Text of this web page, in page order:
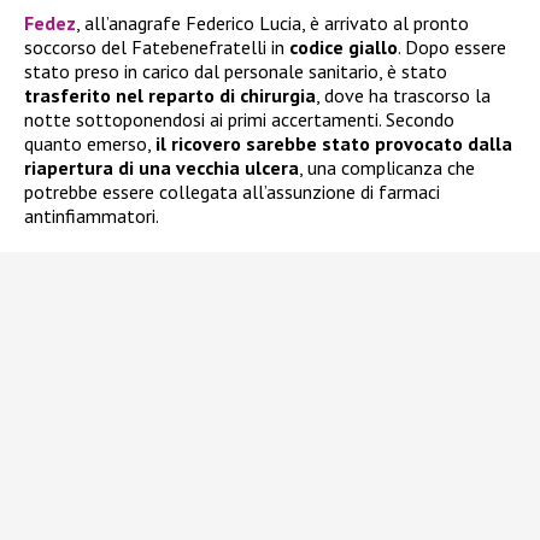
Fedez , all’anagrafe Federico Lucia, è arrivato al pronto
soccorso del Fatebenefratelli in codice giallo. Dopo essere
stato preso in carico dal personale sanitario, è stato
trasferito nel reparto di chirurgia , dove ha trascorso la
notte sottoponendosi ai primi accertamenti. Secondo
quanto emerso, il ricovero sarebbe stato provocato dalla
riapertura di una vecchia ulcera , una complicanza che
potrebbe essere collegata all’assunzione di farmaci
antinfiammatori.